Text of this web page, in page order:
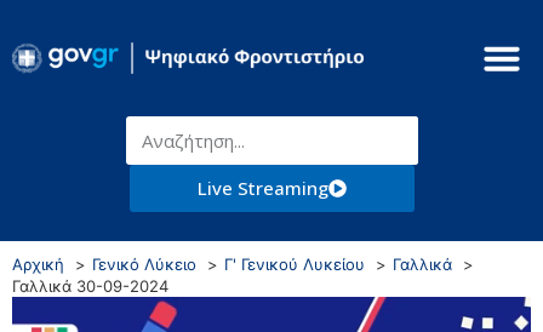
Live Streaming
Αρχική Γενικό Λύκειο Γ' Γενικού Λυκείου
Γαλλικά
Γαλλικά 30-09-2024